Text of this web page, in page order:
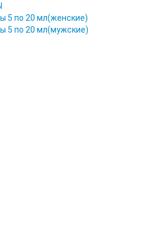
5 по 20 мл(женские)
5 по 20 мл(мужские)